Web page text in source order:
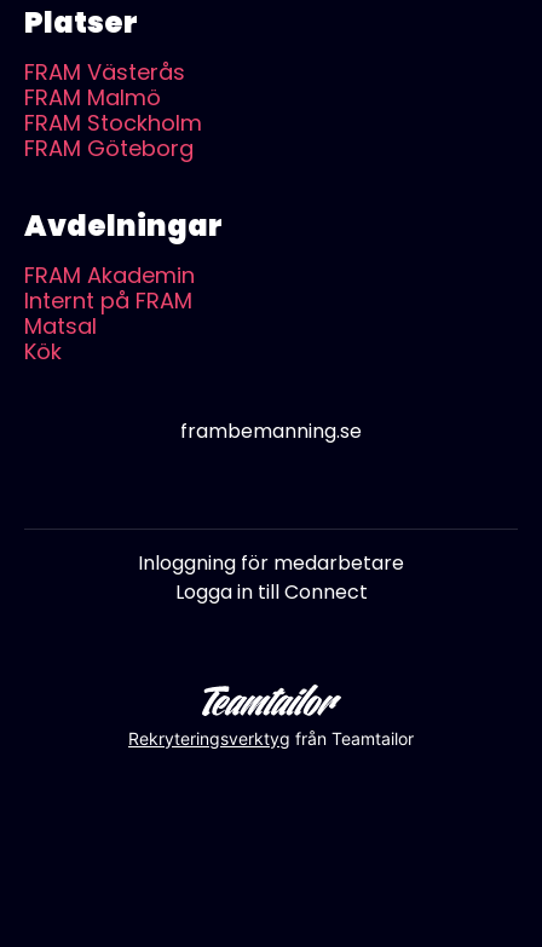
Platser
FRAM Västerås
FRAM Malmö
FRAM Stockholm
FRAM Göteborg
Avdelningar
FRAM Akademin
Internt på FRAM
Matsal
Kök
frambemanning.se
Inloggning för medarbetare
Logga in till Connect
Rekryteringsverktyg från Teamtailor